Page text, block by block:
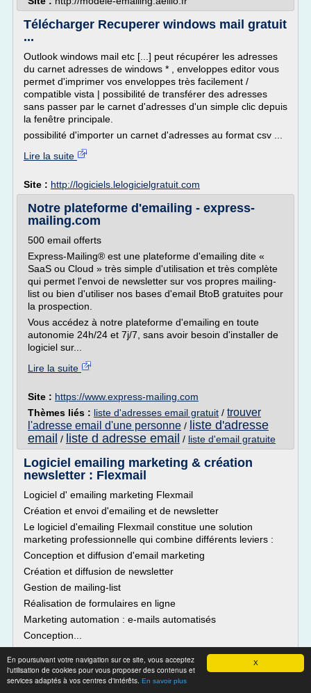
X
En poursuivant votre navigation sur ce site, vous acceptez
l'utilisation de cookies pour vous proposer des contenus et
services adaptés à vos centres d'intérêts. En savoir plus
Télécharger Recuperer windows mail gratuit
...
Outlook windows mail etc [...] peut récupérer les adresses
du carnet adresses de windows * , enveloppes editor vous
permet d'imprimer vos enveloppes très facilement /
compatible vista | possibilité de transférer des adresses
sans passer par le carnet d'adresses d'un simple clic depuis
la fenêtre principale.
possibilité d'importer un carnet d'adresses au format csv ...
Lire la suite
Site : http://logiciels.lelogicielgratuit.com
Notre plateforme d'emailing - express-
mailing.com
500 email offerts
Express-Mailing® est une plateforme d'emailing dite «
SaaS ou Cloud » très simple d'utilisation et très complète
qui permet l'envoi de newsletter sur vos propres mailing-
list ou bien d'utiliser nos bases d'email BtoB gratuites pour
la prospection.
Vous accédez à notre plateforme d'emailing en toute
autonomie 24h/24 et 7j/7, sans avoir besoin d'installer de
logiciel sur...
Lire la suite
Site : https://www.express-mailing.com
Thèmes liés : liste d'adresses email gratuit / trouver
l'adresse email d'une personne / liste d'adresse
email / liste d adresse email / liste d'email gratuite
Logiciel emailing marketing & création
newsletter : Flexmail
Logiciel d' emailing marketing Flexmail
Création et envoi d'emailing et de newsletter
Le logiciel d'emailing Flexmail constitue une solution
marketing professionnelle qui combine différents leviers :
Conception et diffusion d'email marketing
Création et diffusion de newsletter
Gestion de mailing-list
Réalisation de formulaires en ligne
Marketing automation : e-mails automatisés
Conception...
Lire la suite
Site :https://www.cibeo-consulting.com